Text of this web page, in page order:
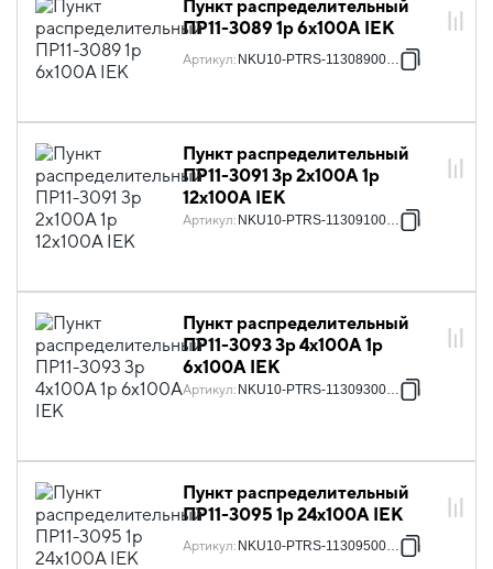
Пункт распределительный
ПР11-3089 1p 6х100А IEK
Артикул: NKU10-PTRS-11308900-01
Пункт распределительный
ПР11-3091 3p 2х100А 1p
12х100А IEK
Артикул: NKU10-PTRS-11309100-01
Пункт распределительный
ПР11-3093 3p 4х100А 1p
6х100А IEK
Артикул: NKU10-PTRS-11309300-01
Пункт распределительный
ПР11-3095 1p 24х100А IEK
Артикул: NKU10-PTRS-11309500-01